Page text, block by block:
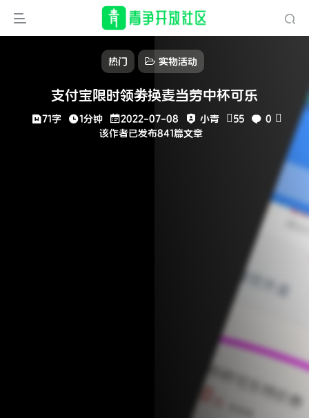
热门 实物活动
支付宝限时领劵换麦当劳中杯可乐
71字 1分钟 2022-07-08 小青 55
0
该作者已发布841篇文章